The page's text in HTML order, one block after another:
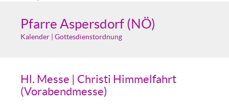
Pfarre Aspersdorf (NÖ)
Kalender | Gottesdienstordnung
Hl. Messe | Christi Himmelfahrt
(Vorabendmesse)